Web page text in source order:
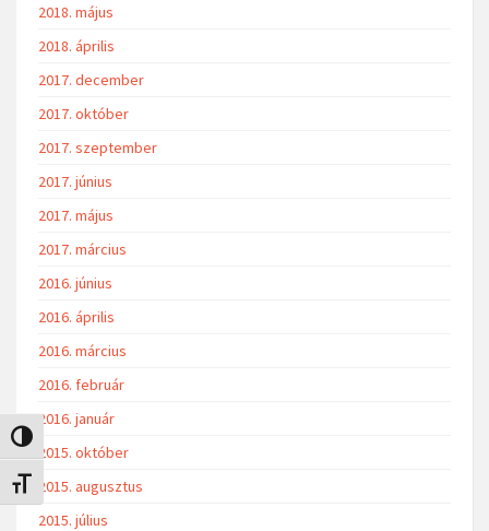
Nagy kontraszt váltása
Betűméret váltása
2018. május
2018. április
2017. december
2017. október
2017. szeptember
2017. június
2017. május
2017. március
2016. június
2016. április
2016. március
2016. február
2016. január
2015. október
2015. augusztus
2015. július